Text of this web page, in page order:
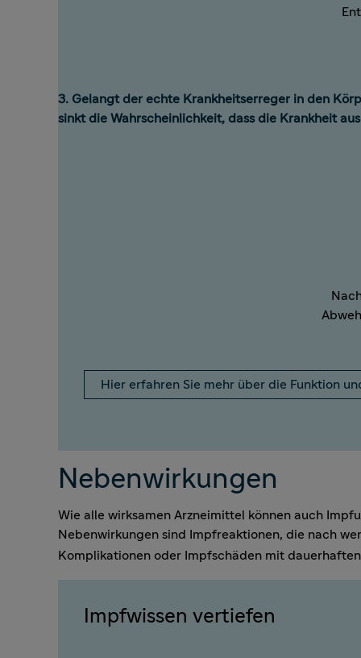
3. Gelangt der echte Krankheitserreger in den
sinkt die Wahrscheinlichkeit, dass die Krankheit
Hier erfahren Sie mehr über die Funktion
Nebenwirkungen
Wie alle wirksamen Arzneimittel können auch
Nebenwirkungen sind Impfreaktionen, die nach
Komplikationen oder Impfschäden mit
Impfwissen vertiefen